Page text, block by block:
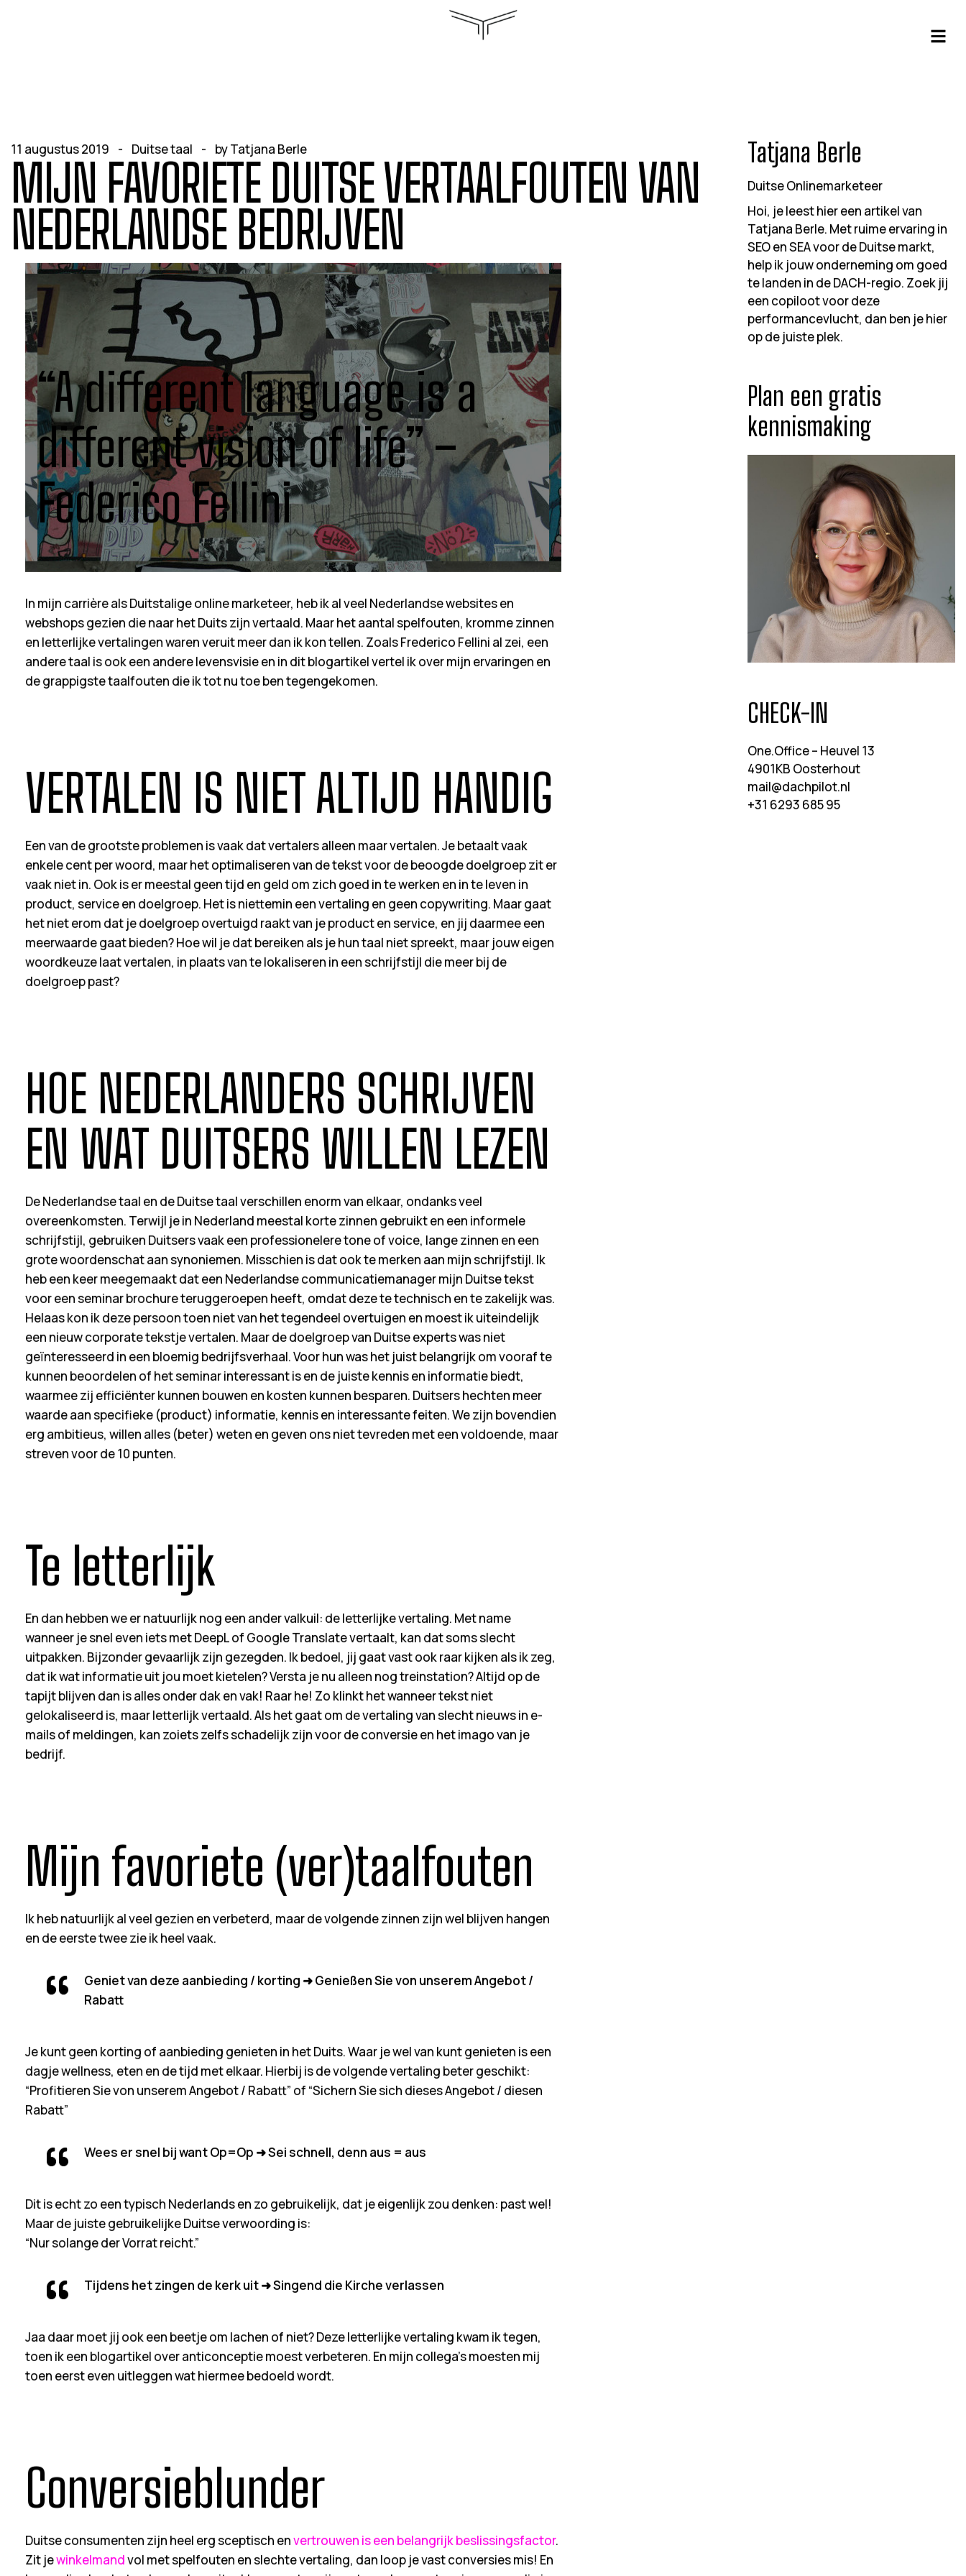
11 augustus 2019 Duitse taal byTatjana Berle
MIJN FAVORIETE DUITSE VERTAALFOUTEN VAN
NEDERLANDSE BEDRIJVEN
“A different language is a
different vision of life” –
Federico Fellini
In mijn carrière als Duitstalige online marketeer, heb ik al veel Nederlandse websites en
webshops gezien die naar het Duits zijn vertaald. Maar het aantal spelfouten, kromme zinnen
en letterlijke vertalingen waren veruit meer dan ik kon tellen. Zoals Frederico Fellini al zei, een
andere taal is ook een andere levensvisie en in dit blogartikel vertel ik over mijn ervaringen en
de grappigste taalfouten die ik tot nu toe ben tegengekomen.
VERTALEN IS NIET ALTIJD HANDIG
Een van de grootste problemen is vaak dat vertalers alleen maar vertalen. Je betaalt vaak
enkele cent per woord, maar het optimaliseren van de tekst voor de beoogde doelgroep zit er
vaak niet in. Ook is er meestal geen tijd en geld om zich goed in te werken en in te leven in
product, service en doelgroep. Het is niettemin een vertaling en geen copywriting. Maar gaat
het niet erom dat je doelgroep overtuigd raakt van je product en service, en jij daarmee een
meerwaarde gaat bieden? Hoe wil je dat bereiken als je hun taal niet spreekt, maar jouw eigen
woordkeuze laat vertalen, in plaats van te lokaliseren in een schrijfstijl die meer bij de
doelgroep past?
HOE NEDERLANDERS SCHRIJVEN
EN WAT DUITSERS WILLEN LEZEN
De Nederlandse taal en de Duitse taal verschillen enorm van elkaar, ondanks veel
overeenkomsten. Terwijl je in Nederland meestal korte zinnen gebruikt en een informele
schrijfstijl, gebruiken Duitsers vaak een professionelere tone of voice, lange zinnen en een
grote woordenschat aan synoniemen. Misschien is dat ook te merken aan mijn schrijfstijl. Ik
heb een keer meegemaakt dat een Nederlandse communicatiemanager mijn Duitse tekst
voor een seminar brochure teruggeroepen heeft, omdat deze te technisch en te zakelijk was.
Helaas kon ik deze persoon toen niet van het tegendeel overtuigen en moest ik uiteindelijk
een nieuw corporate tekstje vertalen. Maar de doelgroep van Duitse experts was niet
geïnteresseerd in een bloemig bedrijfsverhaal. Voor hun was het juist belangrijk om vooraf te
kunnen beoordelen of het seminar interessant is en de juiste kennis en informatie biedt,
waarmee zij efficiënter kunnen bouwen en kosten kunnen besparen. Duitsers hechten meer
waarde aan specifieke (product) informatie, kennis en interessante feiten. We zijn bovendien
erg ambitieus, willen alles (beter) weten en geven ons niet tevreden met een voldoende, maar
streven voor de 10 punten.
Te letterlijk
En dan hebben we er natuurlijk nog een ander valkuil: de letterlijke vertaling. Met name
wanneer je snel even iets met DeepL of Google Translate vertaalt, kan dat soms slecht
uitpakken. Bijzonder gevaarlijk zijn gezegden. Ik bedoel, jij gaat vast ook raar kijken als ik zeg,
dat ik wat informatie uit jou moet kietelen? Versta je nu alleen nog treinstation? Altijd op de
tapijt blijven dan is alles onder dak en vak! Raar he! Zo klinkt het wanneer tekst niet
gelokaliseerd is, maar letterlijk vertaald. Als het gaat om de vertaling van slecht nieuws in e-
mails of meldingen, kan zoiets zelfs schadelijk zijn voor de conversie en het imago van je
bedrijf.
Mijn favoriete (ver)taalfouten
Ik heb natuurlijk al veel gezien en verbeterd, maar de volgende zinnen zijn wel blijven hangen
en de eerste twee zie ik heel vaak.
Geniet van deze aanbieding / korting ➜ Genießen Sie von unserem Angebot /
Rabatt
Je kunt geen korting of aanbieding genieten in het Duits. Waar je wel van kunt genieten is een
dagje wellness, eten en de tijd met elkaar. Hierbij is de volgende vertaling beter geschikt:
“Profitieren Sie von unserem Angebot / Rabatt” of “Sichern Sie sich dieses Angebot / diesen
Rabatt”
Wees er snel bij want Op=Op ➜ Sei schnell, denn aus = aus
Dit is echt zo een typisch Nederlands en zo gebruikelijk, dat je eigenlijk zou denken: past wel!
Maar de juiste gebruikelijke Duitse verwoording is:
“Nur solange der Vorrat reicht.”
Tijdens het zingen de kerk uit ➜ Singend die Kirche verlassen
Jaa daar moet jij ook een beetje om lachen of niet? Deze letterlijke vertaling kwam ik tegen,
toen ik een blogartikel over anticonceptie moest verbeteren. En mijn collega’s moesten mij
toen eerst even uitleggen wat hiermee bedoeld wordt.
Conversieblunder
Duitse consumenten zijn heel erg sceptisch envertrouwen is een belangrijk beslissingsfactor.
Zit jewinkelmandvol met spelfouten en slechte vertaling, dan loop je vast conversies mis! En
Tatjana Berle
Duitse Onlinemarketeer
Hoi, je leest hier een artikel van
Tatjana Berle. Met ruime ervaring in
SEO en SEA voor de Duitse markt,
help ik jouw onderneming om goed
te landen in de DACH-regio. Zoek jij
een copiloot voor deze
performancevlucht, dan ben je hier
op de juiste plek.
Plan een gratis
kennismaking
CHECK-IN
One.Office – Heuvel 13
4901KB Oosterhout
mail@dachpilot.nl
+31 6293 685 95